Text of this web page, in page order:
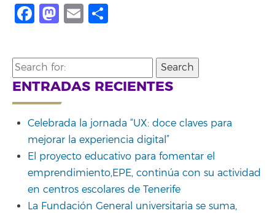
Facebook
Mastodon
Email
Search
for:
ENTRADAS RECIENTES
Celebrada la jornada “UX: doce claves para
mejorar la experiencia digital”
El proyecto educativo para fomentar el
emprendimiento,EPE, continúa con su actividad
en centros escolares de Tenerife
La Fundación General universitaria se suma,